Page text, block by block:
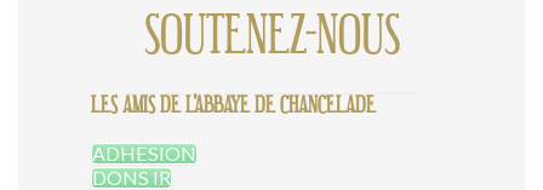
SOUTENEZ-NOUS
LES AMIS DE L'ABBAYE DE CHANCELADE
ADHESION
DONS IR